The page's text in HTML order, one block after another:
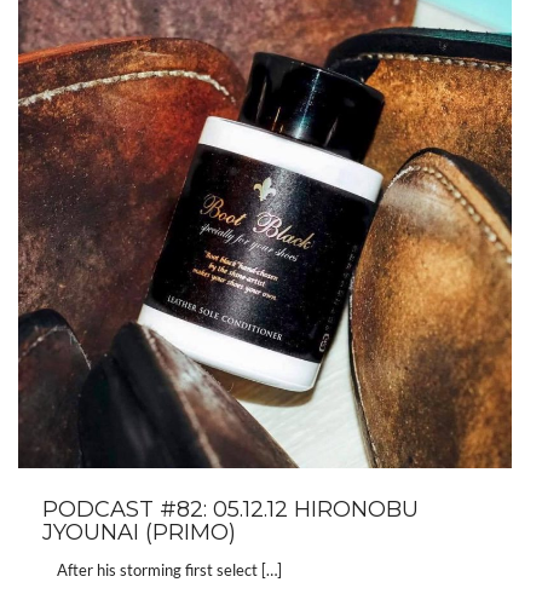
PODCAST #82: 05.12.12 HIRONOBU
JYOUNAI (PRIMO)
After his storming first select […]